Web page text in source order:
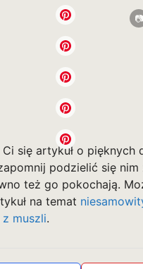
się artykuł o pięknych
podzielić się nim
też go pokochają.
na temat
muszli.